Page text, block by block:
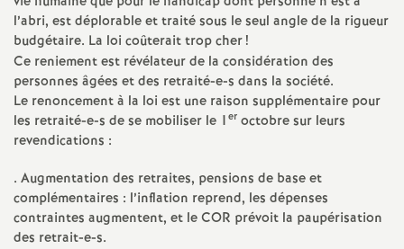
d
e
s
E
n
l’abri, est déplorable et traité sous le seul angle de la rigueur
budgétaire. La loi coûterait trop cher!
Ce reniement est révélateur de la considération des
personnes âgées et des retraité-e-s dans la société.
Le renoncement à la loi est une raison supplémentaire pour
les retraité-e-s de se mobiliser le 1er octobre sur leurs
revendications :
. Augmentation des retraites, pensions de base et
complémentaires : l’inflation reprend, les dépenses
contraintes augmentent, et le COR prévoit la paupérisation
des retrait-e-s.